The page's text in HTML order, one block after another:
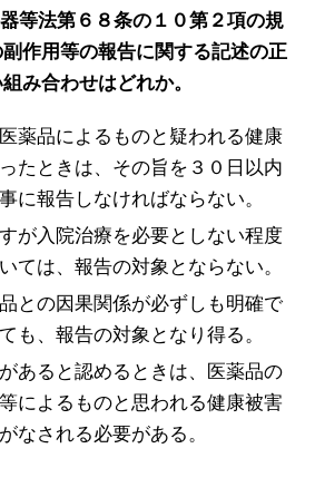
等法第６８条の１０第２項の規
作用等の報告に関する記述の正
み合わせはどれか。
薬品によるものと疑われる健康
たときは、その旨を３０日以内
に報告しなければならない。
が入院治療を必要としない程度
ては、報告の対象とならない。
との因果関係が必ずしも明確で
も、報告の対象となり得る。
あると認めるときは、医薬品の
によるものと思われる健康被害
なされる必要がある。